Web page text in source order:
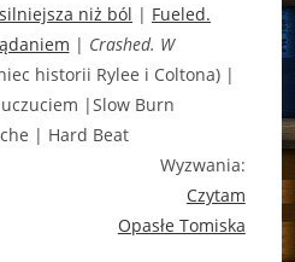
niż ból | Fueled.
| Crashed. W
historii Rylee i Coltona) |
uczuciem |Slow Burn
| Hard Beat
Wyzwania:
Czytam
Opasłe Tomiska